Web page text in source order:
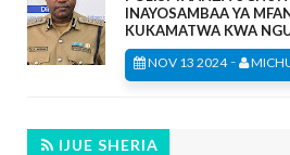
INAYOSAMBAA YA
KUKAMATWA KWA
NOV 13 2024-
IJUE SHERIA